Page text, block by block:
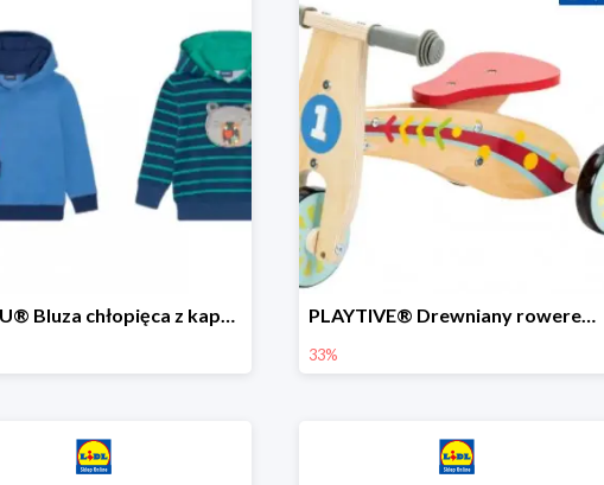
LUPILU® Bluza chłopięca z kapturem PLAYTIVE® Drewniany rowerek biegowy -33%
33%